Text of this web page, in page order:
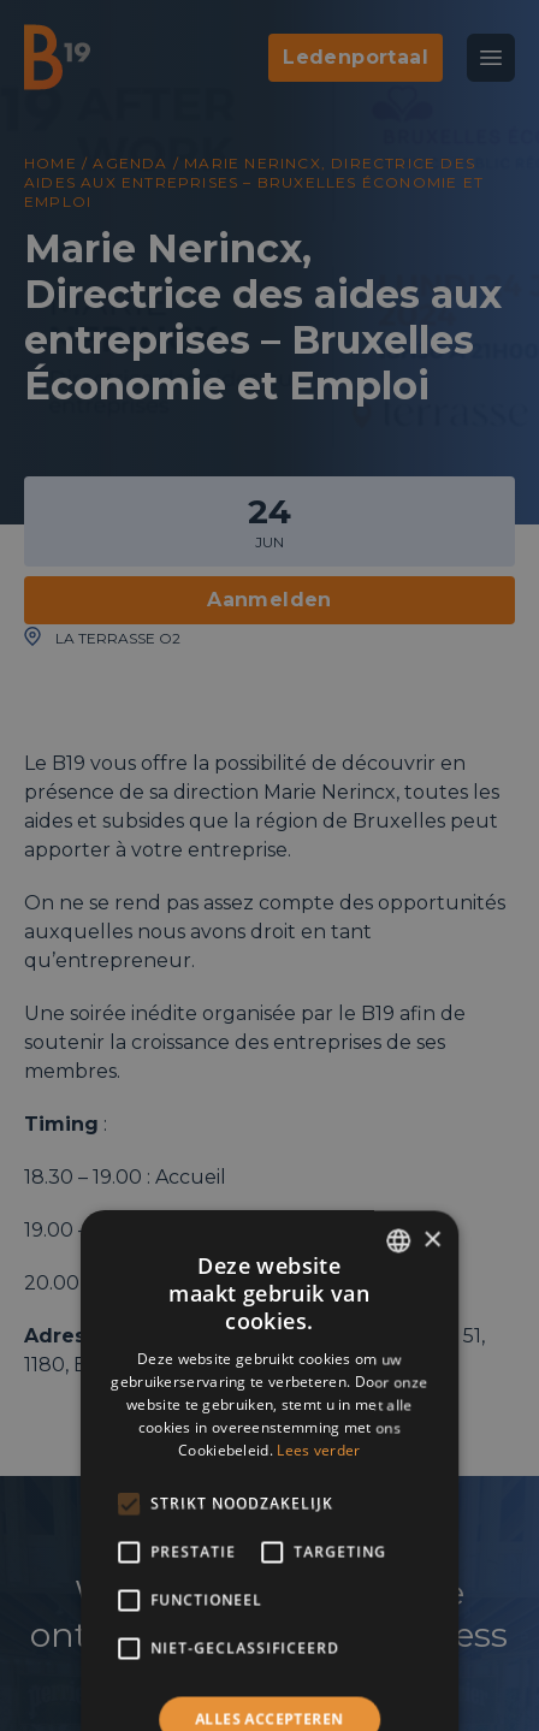
National Business Club & Networking
Ledenportaal
HOME /AGENDA / MARIE NERINCX, DIRECTRICE DES
AIDES AUX ENTREPRISES – BRUXELLES ÉCONOMIE ET
EMPLOI
Marie Nerincx,
Directrice des aides aux
entreprises – Bruxelles
Économie et Emploi
24
JUN
Aanmelden
LA TERRASSE O2
Le B19 vous offre la possibilité de découvrir en
présence de sa direction Marie Nerincx, toutes les
aides et subsides que la région de Bruxelles peut
apporter à votre entreprise.
On ne se rend pas assez compte des opportunités
auxquelles nous avons droit en tant
qu’entrepreneur.
Une soirée inédite organisée par le B19 afin de
soutenir la croissance des entreprises de ses
membres.
Timing :
18.30 – 19.00 : Accueil
19.00 – 20.00 : Conférence
20.00 – 21.00 : Drink et networking
Adresse
: Terrasse O2, Chaussée de la Hulpe, 51,
1180, Bruxelles
Wenst u uw netwerk te
ontwikkelen en uw business
ENGLISH
DUTCH
×
Deze website
maakt gebruik van
cookies.
Deze website gebruikt cookies om uw
gebruikerservaring te verbeteren. Door onze
website te gebruiken, stemt u in met alle
cookies in overeenstemming met ons
Cookiebeleid. Lees verder
STRIKT NOODZAKELIJK
PRESTATIE TARGETING
FUNCTIONEEL
NIET-GECLASSIFICEERD
ALLES ACCEPTEREN